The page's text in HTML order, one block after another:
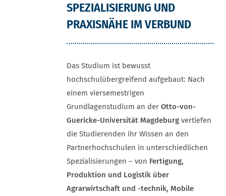
SPEZIALISIERUNG UND
PRAXISNÄHE IM VERBUND
Das Studium ist bewusst
hochschulübergreifend aufgebaut: Nach
einem viersemestrigen
Grundlagenstudium an der Otto-von-
Guericke-Universität Magdeburg vertiefen
die Studierenden ihr Wissen an den
Partnerhochschulen in unterschiedlichen
Spezialisierungen – von Fertigung,
Produktion und Logistik über
Agrarwirtschaft und -technik, Mobile